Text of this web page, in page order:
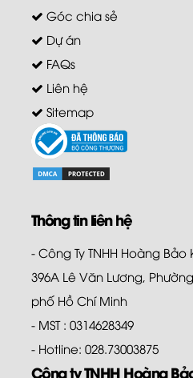
Góc chia sẻ
Dự án
FAQs
Liên hệ
Sitemap
Thông tin liên hệ
- Công Ty TNHH Hoàng
396A Lê Văn Lương,
phố Hồ Chí Minh
- MST : 0314628349
- Hotline: 028.73003875
Công ty TNHH Hoàng